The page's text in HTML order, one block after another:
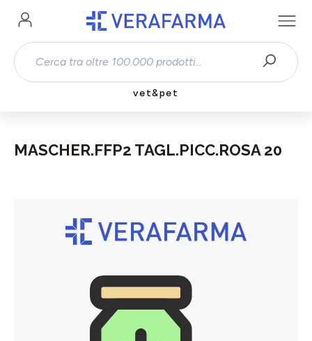
Passa al contenuto principale
vet&pet
MASCHER.FFP2 TAGL.PICC.ROSA 20